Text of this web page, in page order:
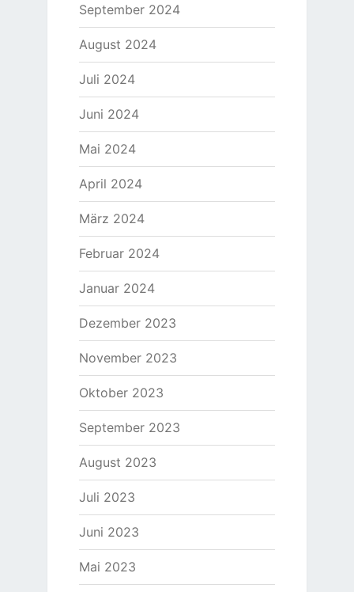
September 2024
August 2024
Juli 2024
Juni 2024
Mai 2024
April 2024
März 2024
Februar 2024
Januar 2024
Dezember 2023
November 2023
Oktober 2023
September 2023
August 2023
Juli 2023
Juni 2023
Mai 2023